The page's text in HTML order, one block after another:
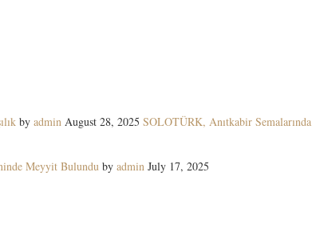
by admin August 28, 2025 SOLOTÜRK, Anıtkabir Semalarında
Meyyit Bulundu by admin July 17, 2025